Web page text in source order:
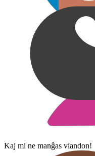
Kaj mi ne manĝas viandon!